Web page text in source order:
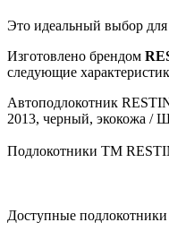
Это идеальный выбор для
Изготовлено брендом
следующие
Автоподлокотник
2013, черный, экокожа /
Подлокотники TM
Доступные